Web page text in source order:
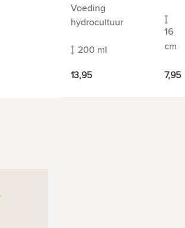
Voeding
hydrocultuur
200 ml
13,95
16
cm
7,95